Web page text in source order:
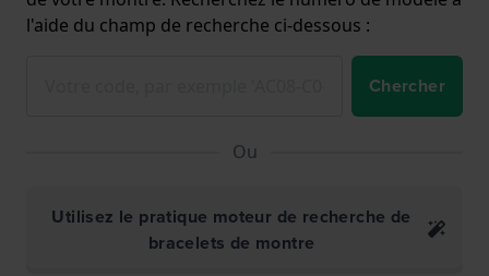
l'aide du champ de recherche ci-dessous :
Chercher
Ou
Utilisez le pratique moteur de recherche de
bracelets de montre